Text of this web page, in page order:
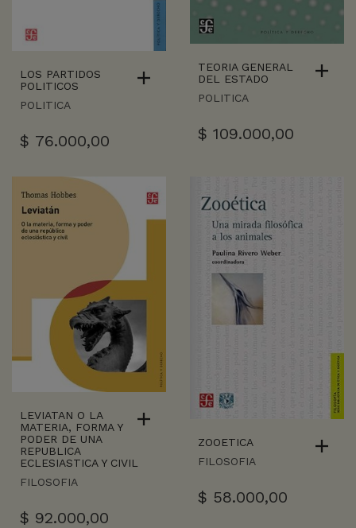
LOS PARTIDOS
POLITICOS
POLITICA
$ 76.000,00
TEORIA GENERAL
DEL ESTADO
POLITICA
$ 109.000,00
LEVIATAN O LA
MATERIA, FORMA Y
PODER DE UNA
REPUBLICA
ECLESIASTICA Y CIVIL
FILOSOFIA
$ 92.000,00
ZOOETICA
FILOSOFIA
$ 58.000,00